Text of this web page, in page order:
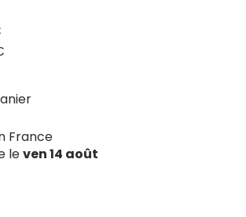
France
leven 14 août